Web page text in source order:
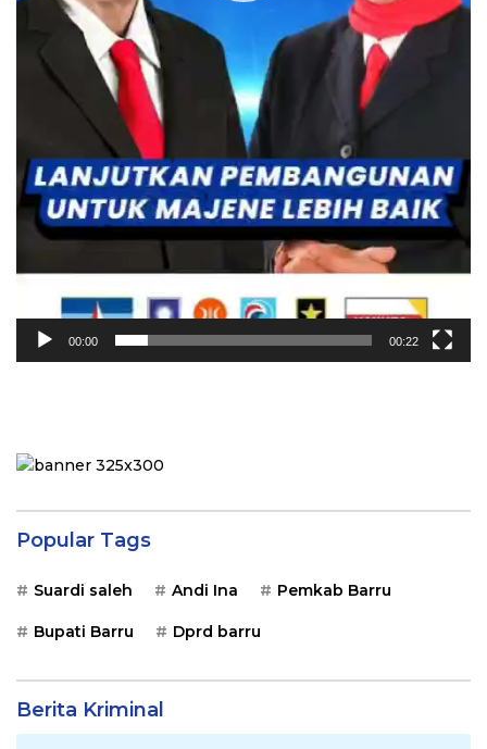
00:00 00:22
Popular Tags
Suardi saleh Andi Ina Pemkab Barru
Bupati Barru Dprd barru
Berita Kriminal